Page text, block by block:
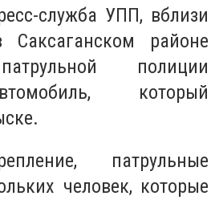
служба УПП, вблизи
Саксаганском районе
полиции
который
патрульные
человек, которые